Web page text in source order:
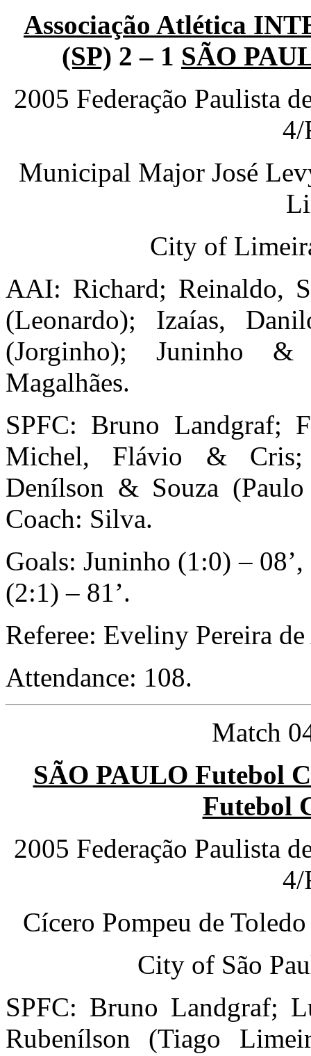
Associação Atlética
(SP) 2 – 1 SÃO
2005 Federação Paulista
4/
Municipal Major José
City of
AAI: Richard; Reinaldo,
(Leonardo); Izaías,
(Jorginho); Juninho &
Magalhães.
SPFC: Bruno Landgraf;
Michel, Flávio & Cris;
Denílson & Souza
Coach: Silva.
Goals: Juninho (1:0) –
(2:1) – 81’.
Referee: Eveliny Pereira
Attendance: 108.
Match
SÃO PAULO Futebol
Futebol
2005 Federação Paulista
4/
Cícero Pompeu de
City of São
SPFC: Bruno Landgraf;
Rubenílson (Tiago